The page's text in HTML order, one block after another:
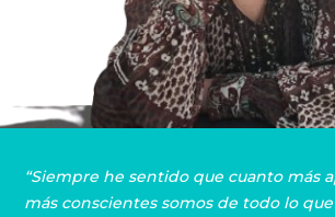
“Siempre he sentido que cuanto más
más conscientes somos de todo lo